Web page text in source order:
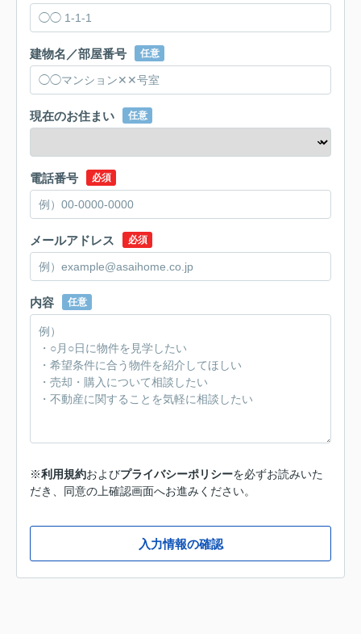
建物名／部屋番号 任意
現在のお住まい 任意
電話番号 必須
メールアドレス 必須
内容 任意
※利用規約およびプライバシーポリシーを必ずお読みいた
だき、同意の上確認画面へお進みください。
入力情報の確認